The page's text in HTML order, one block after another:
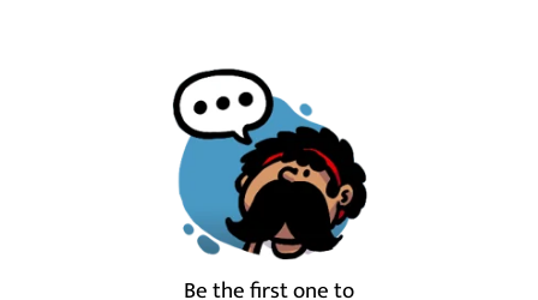
Be the first one to